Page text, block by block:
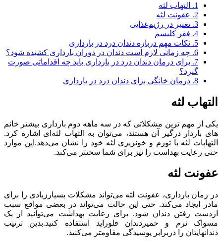
1.
التهاب لثه
2.
عفونت لثه
3. تغییر در رژیم‌غذایی
4. فقر کلیسم
5. نکات مهم درباره دندان درد در بارداری
6. چه زمانی لازم است دندان در دوران بارداری کشیده شود؟
7. برای درمان دندان درد در بارداری باید چه اقداماتی صورت
گیرد؟
8. درمان خانگی برای دندان درد در بارداری
التهاب لثه
یکی از مهم ترین مشکلاتی که در سه ماهه دوم بارداری بیشتر خانم
های باردار درگیر آن هستند، می‌توان به التهاب لثه‌ای اشاره کرد.
التهابات لثه با تورم و خونریزی لثه خود را نشان می‌دهد.این موارد
حتی رعایت بهداست را نیز برای شما سختتر می‌کند.
عفونت لثه
در زمان بارداری، عفونت لثه می‌تواند مشکلات بسیارزیادی را برای
مادر ایجاد می‌کند. حتی این حالت می‌تواند در بعضی مواقع سبب
ازدست رفتن دندان شود. برای رعایت بهداشت می‌توانید از یک
مسواک نرم و خمیردندان فلوراید استفاده کنید.بدین ترتیب
دندانهایتان را دربرابر پوسیدگی مقاومتر می‌کنید.